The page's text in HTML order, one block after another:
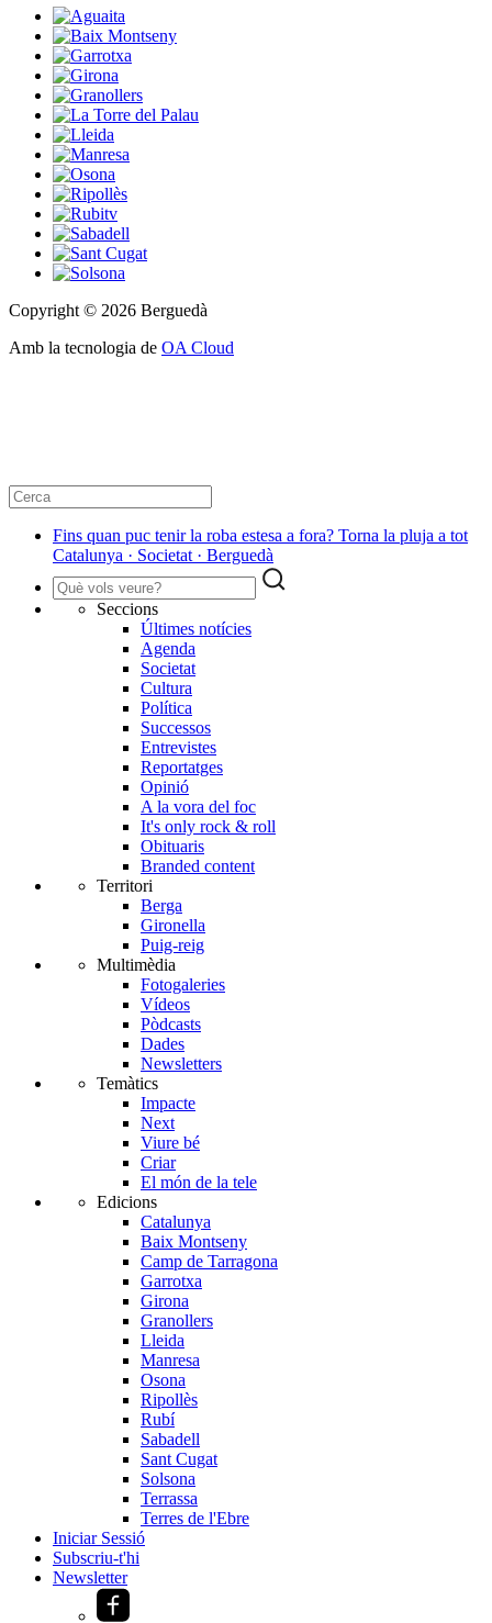
Copyright © 2026 Berguedà
Amb la tecnologia de OA Cloud
Fins quan puc tenir la roba estesa a fora? Torna la pluja a tot
Catalunya · Societat · Berguedà
Seccions
Últimes notícies
Agenda
Societat
Cultura
Política
Successos
Entrevistes
Reportatges
Opinió
A la vora del foc
It's only rock & roll
Obituaris
Branded content
Territori
Berga
Gironella
Puig-reig
Multimèdia
Fotogaleries
Vídeos
Pòdcasts
Dades
Newsletters
Temàtics
Impacte
Next
Viure bé
Criar
El món de la tele
Edicions
Catalunya
Baix Montseny
Camp de Tarragona
Garrotxa
Girona
Granollers
Lleida
Manresa
Osona
Ripollès
Rubí
Sabadell
Sant Cugat
Solsona
Terrassa
Terres de l'Ebre
Iniciar Sessió
Subscriu-t'hi
Newsletter